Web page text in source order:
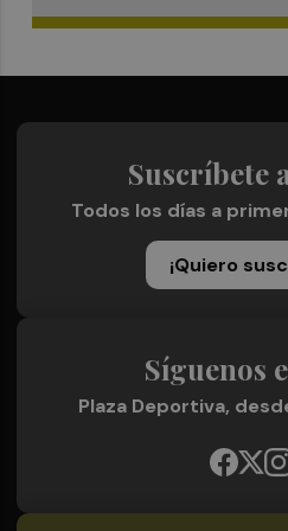
Suscríbete
Todos los días a
¡Quiero
Síguenos
Plaza Deportiva,